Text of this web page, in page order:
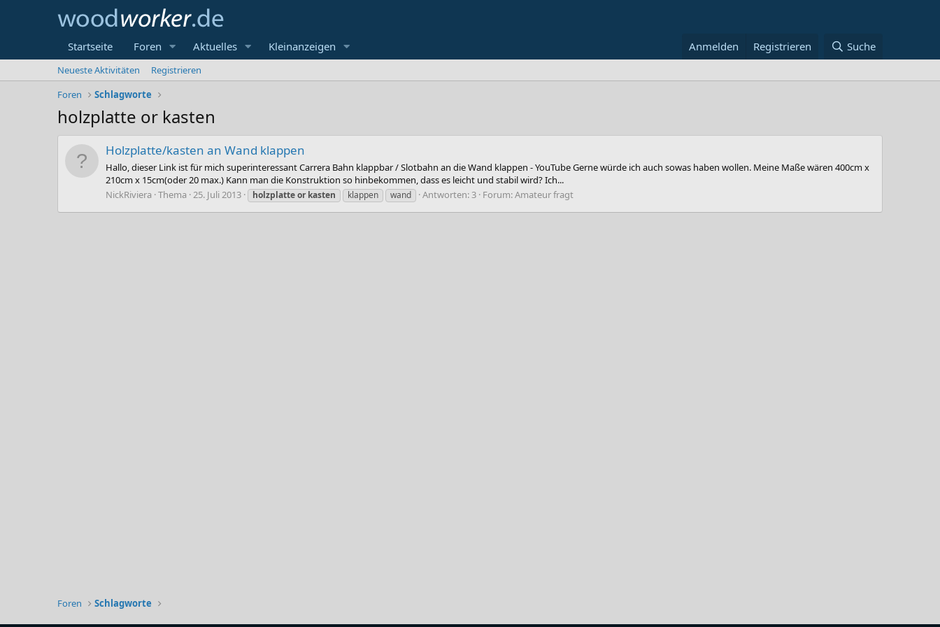
Startseite Foren Aktuelles Kleinanzeigen Anmelden Registrieren Suche
Neueste Aktivitäten
Registrieren
Foren
Schlagworte
holzplatte or kasten
Holzplatte/kasten an Wand klappen
Hallo, dieser Link ist für mich superinteressant Carrera Bahn klappbar / Slotbahn an die Wand klappen - YouTube Gerne würde ich auch sowas haben wollen. Meine Maße wären 400cm x
210cm x 15cm(oder 20 max.) Kann man die Konstruktion so hinbekommen, dass es leicht und stabil wird? Ich...
NickRiviera Thema 25. Juli 2013 holzplatteor kasten klappen wand Antworten: 3 Forum:Amateur fragt
Foren Schlagworte